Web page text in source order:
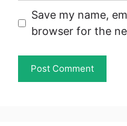
Save my name,
browser for the